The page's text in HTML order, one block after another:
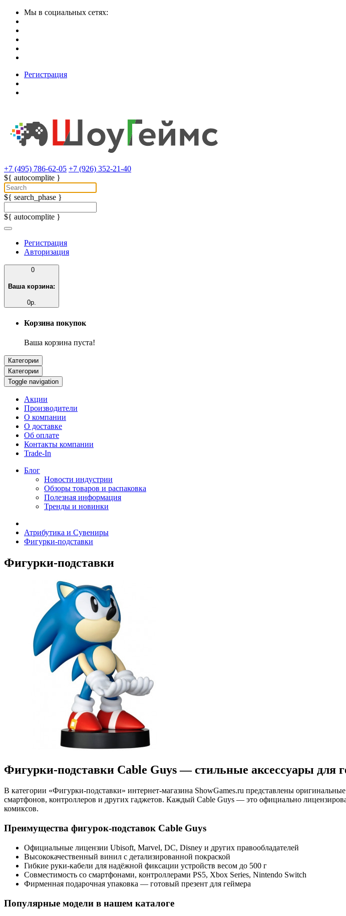
Мы в социальных сетях:
Регистрация
+7 (495) 786-62-05 +7 (926) 352-21-40
${ autocomplite }
${ search_phase }
${ autocomplite }
Регистрация
Авторизация
0
Ваша корзина:
0р.
Корзина покупок
Ваша корзина пуста!
Категории
Категории
Toggle navigation
Акции
Производители
О компании
О доставке
Об оплате
Контакты компании
Trade-In
Блог
Новости индустрии
Обзоры товаров и распаковка
Полезная информация
Тренды и новинки
Атрибутика и Сувениры
Фигурки-подставки
Фигурки-подставки
Фигурки-подставки Cable Guys — стильные аксессуары для
В категории «Фигурки-подставки» интернет-магазина ShowGames.ru представлены
смартфонов, контроллеров и других гаджетов. Каждый Cable Guys — это официально
комиксов.
Преимущества фигурок-подставок Cable Guys
Официальные лицензии Ubisoft, Marvel, DC, Disney и других правообладателей
Высококачественный винил с детализированной покраской
Гибкие руки-кабели для надёжной фиксации устройств весом до 500 г
Совместимость со смартфонами, контроллерами PS5, Xbox Series, Nintendo Switch
Фирменная подарочная упаковка — готовый презент для геймера
Популярные модели в нашем каталоге